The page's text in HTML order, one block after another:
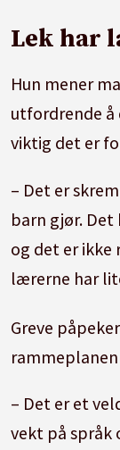
Bidra i leken
Legg fra
noe likevel,
Kilder:
Kristensen
pedagogikk
Lek har
Hun mener
utfordrende å
viktig det er
– Det er
barn gjør. Det
og det er
lærerne har
Greve
– Det er et
vekt på språk